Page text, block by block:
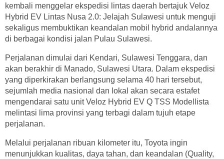
kembali menggelar ekspedisi lintas daerah bertajuk Veloz
Hybrid EV Lintas Nusa 2.0: Jelajah Sulawesi untuk menguji
sekaligus membuktikan keandalan mobil hybrid andalannya
di berbagai kondisi jalan Pulau Sulawesi.
Perjalanan dimulai dari Kendari, Sulawesi Tenggara, dan
akan berakhir di Manado, Sulawesi Utara. Dalam ekspedisi
yang diperkirakan berlangsung selama 40 hari tersebut,
sejumlah media nasional dan lokal akan secara estafet
mengendarai satu unit Veloz Hybrid EV Q TSS Modellista
melintasi lima provinsi yang terbagi dalam tujuh etape
perjalanan.
Melalui perjalanan ribuan kilometer itu, Toyota ingin
menunjukkan kualitas, daya tahan, dan keandalan (Quality,